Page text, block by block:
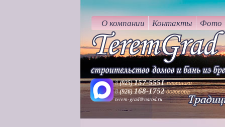
8 (925)157-5551 плотники
8(926)168-1752 договора
terem-grad@narod.ru
О компании Контакты Фото